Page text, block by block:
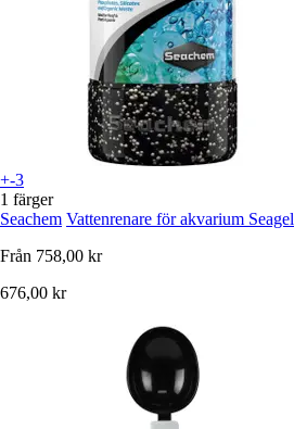
+-3
1 färger
Seachem Vattenrenare för akvarium Seagel
Från 758,00 kr
676,00 kr